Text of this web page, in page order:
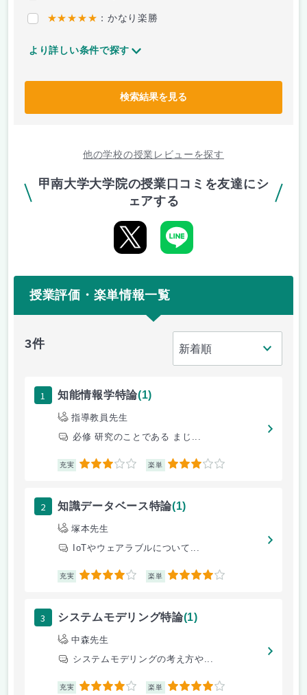
★★★★★ ：かなり楽勝
より詳しい条件で探す
検索結果を見る
他の学校の授業レビューを探す
甲南大学大学院の授業口コミを友達にシ
ェアする
授業評価・楽単情報一覧
3件
1 知能情報学特論(1)
指導教員先生
必修 研究のことである まじ...
充実 3 楽単 3
2 知識データベース特論(1)
塚本先生
IoTやウェアラブルについて...
充実 4 楽単 4
3 システムモデリング特論(1)
中森先生
システムモデリングの考え方や...
充実 4 楽単 4